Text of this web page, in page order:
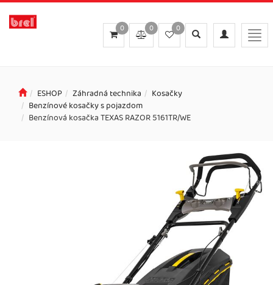
Toggle
navigation
Toggle
search
0
0
0
ESHOP Záhradná technika
Kosačky
Benzínové kosačky s pojazdom
Benzínová kosačka TEXAS RAZOR 5161TR/WE